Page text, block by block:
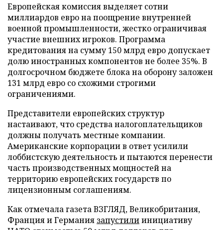
Европейская комиссия выделяет сотни
миллиардов евро на поощрение внутренней
военной промышленности, жестко ограничивая
участие внешних игроков. Программа
кредитования на сумму 150 млрд евро допускает
долю иностранных компонентов не более 35%. В
долгосрочном бюджете блока на оборону заложен
131 млрд евро со схожими строгими
ограничениями.
Представители европейских структур
настаивают, что средства налогоплательщиков
должны получать местные компании.
Американские корпорации в ответ усилили
лоббистскую деятельность и пытаются перенести
часть производственных мощностей на
территорию европейских государств по
лицензионным соглашениям.
Как отмечала газета ВЗГЛЯД, Великобритания,
Франция и Германия запустилиинициативу